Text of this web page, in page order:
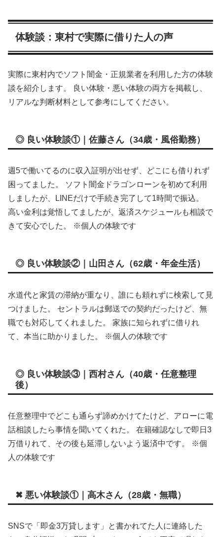
体験談：東村で実際に借りた人の声
実際に東村内でソフト闇金・正規業者を利用した方の体験
談を紹介します。 良い体験・悪い体験の両方を掲載し、
リアルな判断材料として参考にしてください。
◎ 良い体験談①｜佐藤さん（34歳・風俗勤務）
週5で働いてるのに収入証明が出せず、どこにも借りれず
困ってました。 ソフト闇金ドラゴンローンを初めて利用
しましたが、LINEだけで手続き完了して1時間で振込。
高い金利は覚悟してましたが、返済スケジュールも相談で
きて安心でした。 ※個人の体験です
◎ 良い体験談②｜山田さん（62歳・年金生活）
水道代と家賃の滞納が重なり、誰にも頼れずに検索して見
つけました。 セントラルは郵送での契約だったけど、無
職でも対応してくれました。 家族に知られずに借りれ
て、本当に助かりました。 ※個人の体験です
◎ 良い体験談③｜西村さん（40歳・任意整理
後）
任意整理中でどこも通らず諦めかけてたけど、アローに電
話相談したら事情を聞いてくれた。 在籍確認なしで即日3
万借りれて、その後も延滞しないよう返済中です。 ※個
人の体験です
✖ 悪い体験談①｜高木さん（28歳・無職）
SNSで「即金3万貸します」と書かれてた人に連絡した